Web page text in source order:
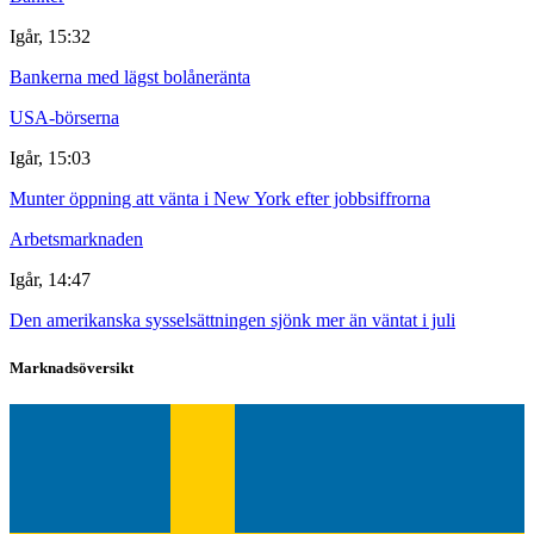
Igår, 15:32
Bankerna med lägst bolåneränta
USA-börserna
Igår, 15:03
Munter öppning att vänta i New York efter jobbsiffrorna
Arbetsmarknaden
Igår, 14:47
Den amerikanska sysselsättningen sjönk mer än väntat i juli
Marknadsöversikt